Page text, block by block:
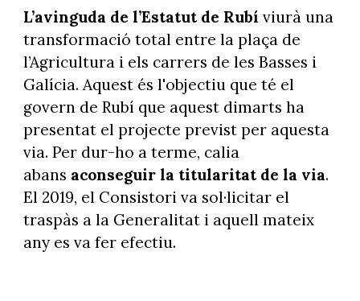
L’avinguda de l’Estatut de Rubí viurà una
transformació total entre la plaça de
l’Agricultura i els carrers de les Basses i
Galícia. Aquest és l'objectiu que té el
govern de Rubí que aquest dimarts ha
presentat el projecte previst per aquesta
via. Per dur-ho a terme, calia
abans aconseguir la titularitat de la via.
El 2019, el Consistori va sol·licitar el
traspàs a la Generalitat i aquell mateix
any es va fer efectiu.